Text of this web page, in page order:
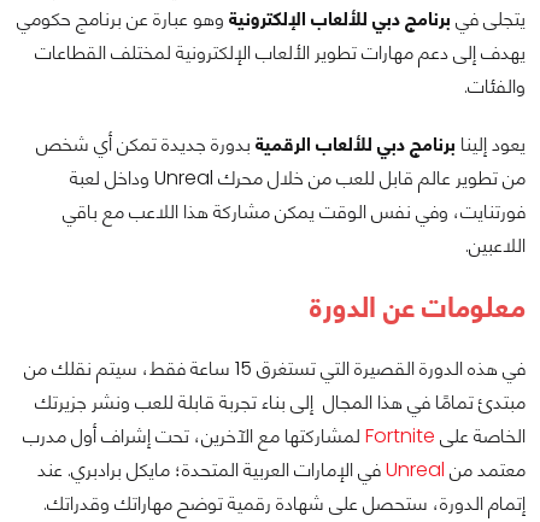
يتجلى في برنامج دبي للألعاب الإلكترونية وهو عبارة عن برنامج حكومي
يهدف إلى دعم مهارات تطوير الألعاب الإلكترونية لمختلف القطاعات
والفئات.
يعود إلينا برنامج دبي للألعاب الرقمية بدورة جديدة تمكن أي شخص
من تطوير عالم قابل للعب من خلال محرك Unreal وداخل لعبة
فورتنايت، وفي نفس الوقت يمكن مشاركة هذا اللاعب مع باقي
اللاعبين.
معلومات عن الدورة
في هذه الدورة القصيرة التي تستغرق 15 ساعة فقط، سيتم نقلك من
مبتدئ تمامًا في هذا المجال إلى بناء تجربة قابلة للعب ونشر جزيرتك
الخاصة على Fortnite لمشاركتها مع الآخرين، تحت إشراف أول مدرب
معتمد من Unrealفي الإمارات العربية المتحدة؛ مايكل برادبري. عند
إتمام الدورة، ستحصل على شهادة رقمية توضح مهاراتك وقدراتك.